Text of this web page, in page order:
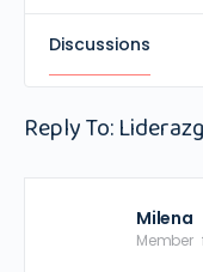
Discussions
Reply To:
Milena
Member